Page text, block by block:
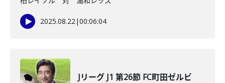
2025.08.22|00:06:04
Jリーグ J1 第26節 FC町田ゼルビ